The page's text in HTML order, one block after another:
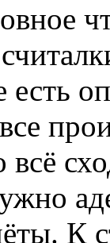
К